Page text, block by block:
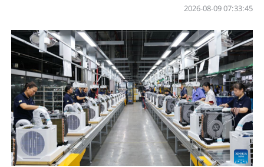
07:33:45 2026-08-09